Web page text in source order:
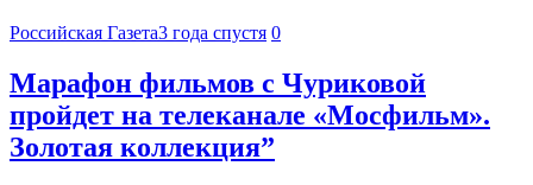
Российская Газета3 года спустя 0
Марафон фильмов с Чуриковой
пройдет на телеканале «Мосфильм».
Золотая коллекция”